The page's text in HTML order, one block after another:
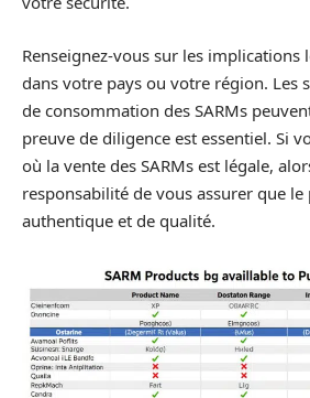
Renseignez-vous sur les implications
dans votre pays ou votre région. Les
de consommation des SARMs
preuve de diligence est essentiel. Si
où la vente des SARMs est légale,
responsabilité de vous assurer que
authentique et de qualité.